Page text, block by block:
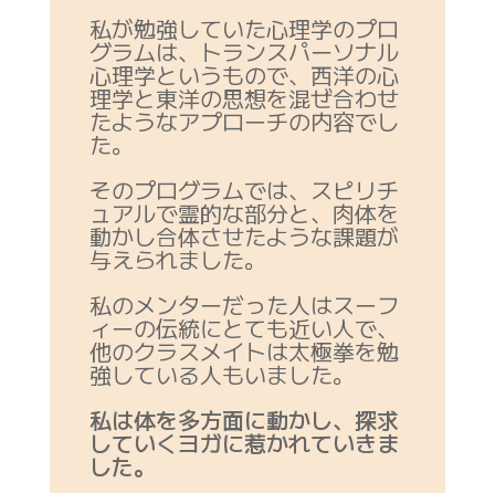
私が勉強していた心理学のプロ
グラムは、トランスパーソナル
心理学というもので、西洋の心
理学と東洋の思想を混ぜ合わせ
たようなアプローチの内容でし
た。
そのプログラムでは、スピリチ
ュアルで霊的な部分と、肉体を
動かし合体させたような課題が
与えられました。
私のメンターだった人はスーフ
ィーの伝統にとても近い人で、
他のクラスメイトは太極拳を勉
強している人もいました。
私は体を多方面に動かし、探求
していくヨガに惹かれていきま
した。